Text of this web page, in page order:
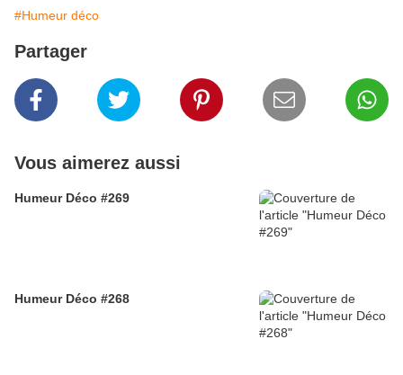
#Humeur déco
Partager
Vous aimerez aussi
Humeur Déco #269
Humeur Déco #268